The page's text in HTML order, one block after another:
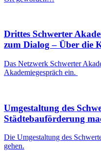
Drittes Schwerter
zum Dialog – Über die
Das Netzwerk Schwerter
Akademiegespräch ein.
Umgestaltung des
Städtebauförderung
Die Umgestaltung des
gehen.